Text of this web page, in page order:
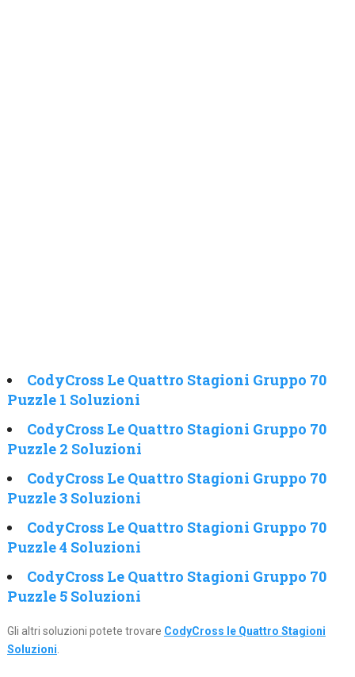
CodyCross Le Quattro Stagioni Gruppo 70
Puzzle 1 Soluzioni
CodyCross Le Quattro Stagioni Gruppo 70
Puzzle 2 Soluzioni
CodyCross Le Quattro Stagioni Gruppo 70
Puzzle 3 Soluzioni
CodyCross Le Quattro Stagioni Gruppo 70
Puzzle 4 Soluzioni
CodyCross Le Quattro Stagioni Gruppo 70
Puzzle 5 Soluzioni
Gli altri soluzioni potete trovare CodyCross le Quattro Stagioni
Soluzioni.